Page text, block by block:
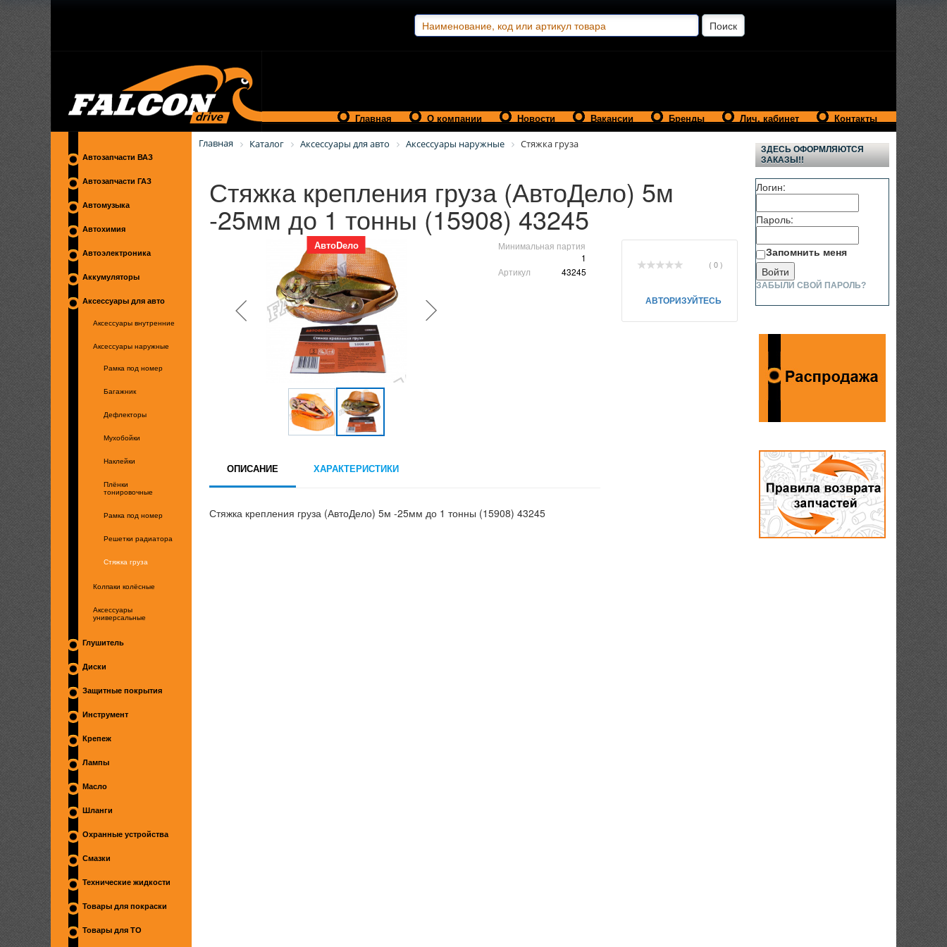
Главная О компании Новости Вакансии Бренды Лич. кабинет Контакты
Автозапчасти ВАЗ
Автозапчасти ГАЗ
Автомузыка
Автохимия
Автоэлектроника
Аккумуляторы
Аксессуары для авто
Аксессуары внутренние
Аксессуары наружные
Рамка под номер
Багажник
Дефлекторы
Мухобойки
Наклейки
Плёнки
тонировочные
Рамка под номер
Решетки радиатора
Стяжка груза
Колпаки колёсные
Аксессуары
универсальные
Глушитель
Диски
Защитные покрытия
Инструмент
Крепеж
Лампы
Масло
Шланги
Охранные устройства
Смазки
Технические жидкости
Товары для покраски
Товары для ТО
Главная Каталог Аксессуары для авто Аксессуары наружные Стяжка груза
Стяжка крепления груза (АвтоДело) 5м
-25мм до 1 тонны (15908) 43245
АвтоDело
Минимальная партия
1
Артикул
43245
( 0 )
АВТОРИЗУЙТЕСЬ
ОПИСАНИЕ ХАРАКТЕРИСТИКИ
Стяжка крепления груза (АвтоДело) 5м -25мм до 1 тонны (15908) 43245
ЗДЕСЬ ОФОРМЛЯЮТСЯ
ЗАКАЗЫ!!
Логин:
Пароль:
Запомнить меня
ЗАБЫЛИ СВОЙ ПАРОЛЬ?